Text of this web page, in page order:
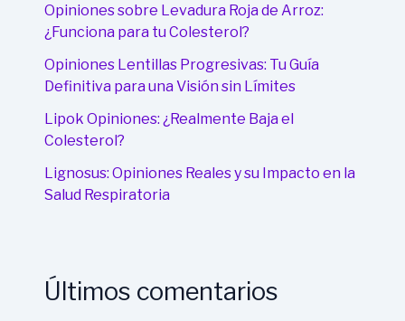
Opiniones sobre Levadura Roja de Arroz:
¿Funciona para tu Colesterol?
Opiniones Lentillas Progresivas: Tu Guía
Definitiva para una Visión sin Límites
Lipok Opiniones: ¿Realmente Baja el
Colesterol?
Lignosus: Opiniones Reales y su Impacto en la
Salud Respiratoria
Últimos comentarios